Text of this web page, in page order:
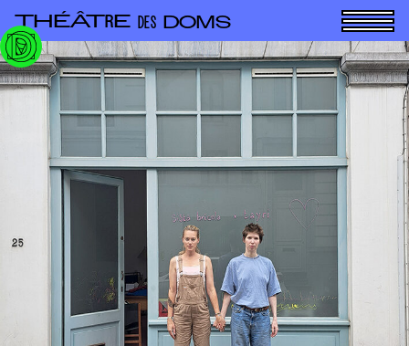
THÉÂTRE DES DOMS
Panneau de gestion des cookies